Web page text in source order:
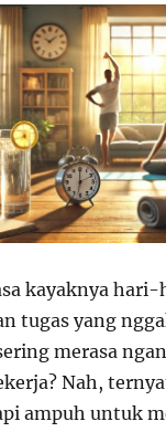
kayaknya
tugas yang
merasa
Nah,
ampuh untuk